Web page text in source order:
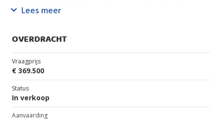
leefruimte. De uitgebouwde woonkamer vormt het hart van
zithoek en een gezellige eethoek. De grote raampartijen
woonsfeer.
De woning is gebouwd in 1970 en door de jaren heen
gemoderniseerd om aan de woonwensen van vandaag te
voldoen. Zo zorgen de aanwezige airco voor extra comfort
tijdens warme zomerdagen en de zonnepanelen voor lagere
Lees meer
OVERDRACHT
Vraagprijs
€ 369.500
Status
In verkoop
Aanvaarding